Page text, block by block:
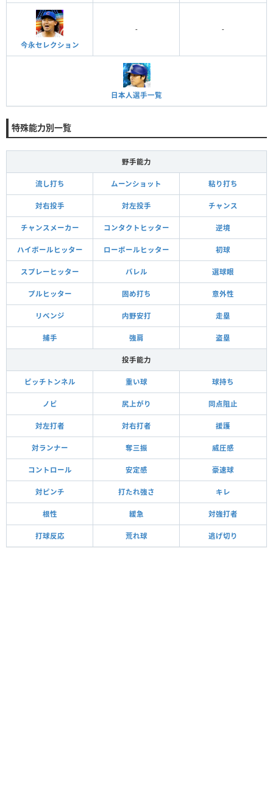
今永セレクション
- -
日本人選手一覧
特殊能力別一覧
野手能力
流し打ち ムーンショット 粘り打ち
対右投手 対左投手 チャンス
チャンスメーカー コンタクトヒッター 逆境
ハイボールヒッター ローボールヒッター 初球
スプレーヒッター バレル 選球眼
プルヒッター 固め打ち 意外性
リベンジ 内野安打 走塁
捕手 強肩 盗塁
投手能力
ピッチトンネル 重い球 球持ち
ノビ 尻上がり 同点阻止
対左打者 対右打者 援護
対ランナー 奪三振 威圧感
コントロール 安定感 豪速球
対ピンチ 打たれ強さ キレ
根性 緩急 対強打者
打球反応 荒れ球 逃げ切り